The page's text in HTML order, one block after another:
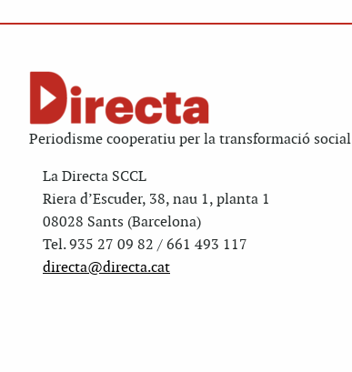
Periodisme cooperatiu per la transformació social
La Directa SCCL
Riera d’Escuder, 38, nau 1, planta 1
08028 Sants (Barcelona)
Tel. 935 27 09 82 / 661 493 117
directa@directa.cat